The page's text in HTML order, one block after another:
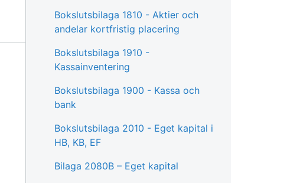
Bokslutsbilaga 1810 - Aktier och
andelar kortfristig placering
Bokslutsbilaga 1910 -
Kassainventering
Bokslutsbilaga 1900 - Kassa och
bank
Bokslutsbilaga 2010 - Eget kapital i
HB, KB, EF
Bilaga 2080B – Eget kapital